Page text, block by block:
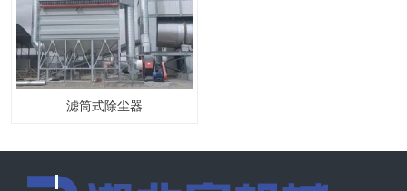
滤筒式除尘器